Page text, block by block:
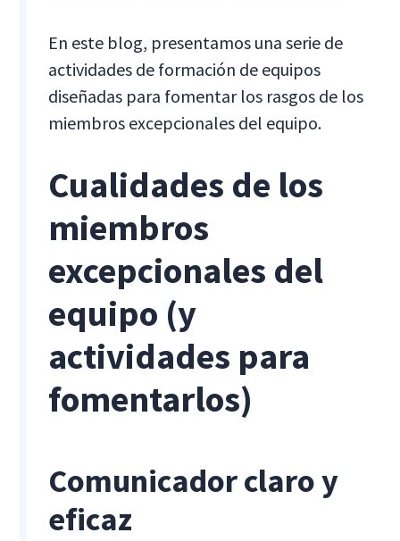
En este blog, presentamos una serie de
actividades de formación de equipos
diseñadas para fomentar los rasgos de los
miembros excepcionales del equipo.
Cualidades de los
miembros
excepcionales del
equipo (y
actividades para
fomentarlos)
Comunicador claro y
eficaz